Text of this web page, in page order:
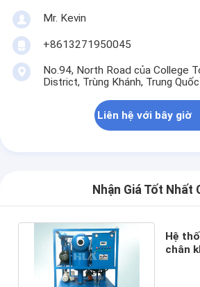
Mr. Kevin
+8613271950045
No.94, North Road của College
District, Trùng Khánh, Trung Quốc
Liên hệ với bây giờ
Nhận Giá Tốt Nhất
Hệ
chân